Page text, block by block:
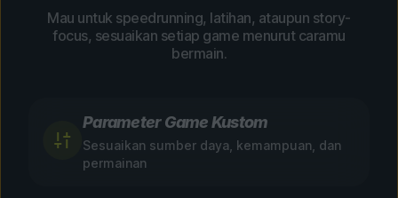
Mau untuk speedrunning, latihan, ataupun story-
focus, sesuaikan setiap game menurut caramu
bermain.
Parameter Game Kustom
Sesuaikan sumber daya, kemampuan, dan
permainan